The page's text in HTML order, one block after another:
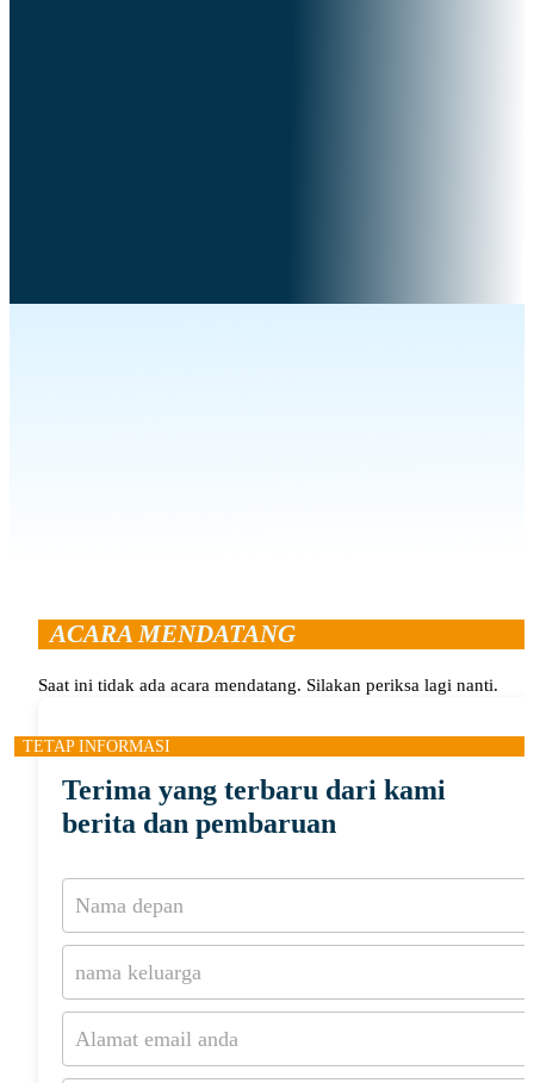
ACARA MENDATANG
Saat ini tidak ada acara mendatang. Silakan periksa lagi nanti.
TETAP INFORMASI
Terima yang terbaru dari kami
berita dan pembaruan
Berlangganan
buletin